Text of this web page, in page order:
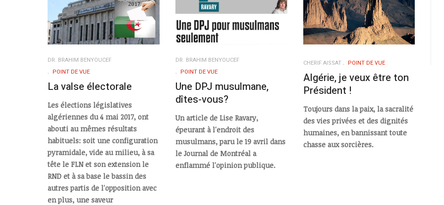
DR. BRAHIM BENYOUCEF
POINT DE VUE
La valse électorale
Les élections législatives
algériennes du 4 mai 2017, ont
abouti au mêmes résultats
habituels: soit une configuration
pyramidale, vide au milieu, à sa
tête le FLN et son extension le
RND et à sa base le bassin des
autres partis de l'opposition avec
en plus, une saveur
DR. BRAHIM BENYOUCEF
POINT DE VUE
Une DPJ musulmane,
dîtes-vous?
Un article de Lise Ravary,
épeurant à l'endroit des
musulmans, paru le 19 avril dans
le Journal de Montréal a
enflammé l'opinion publique.
CHERIF AISSAT POINT DE VUE
Algérie, je veux être ton
Président !
Toujours dans la paix, la sacralité
des vies privées et des dignités
humaines, en bannissant toute
chasse aux sorcières.